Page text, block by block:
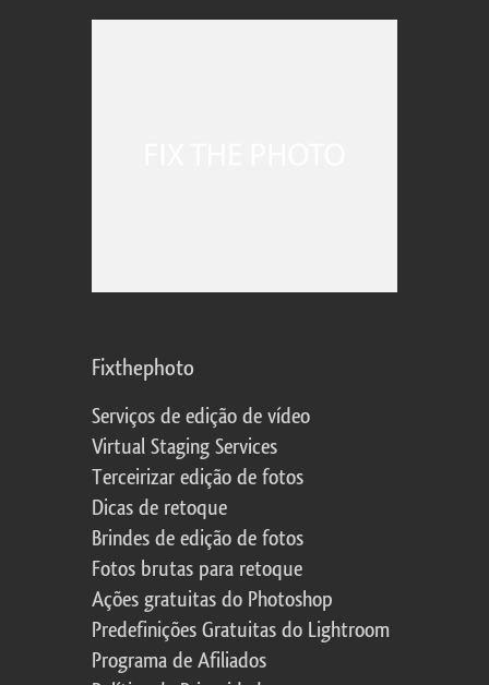
Fixthephoto
Serviços de edição de vídeo
Virtual Staging Services
Terceirizar edição de fotos
Dicas de retoque
Brindes de edição de fotos
Fotos brutas para retoque
Ações gratuitas do Photoshop
Predefinições Gratuitas do Lightroom
Programa de Afiliados